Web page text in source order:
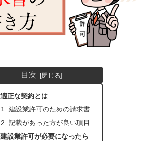
目次
適正な契約とは
建設業許可のための請求書
記載があった方が良い項目
建設業許可が必要になったら